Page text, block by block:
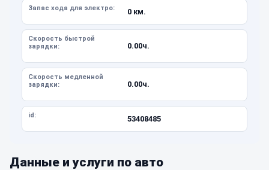
Запас хода для электро: 0 км.
Скорость быстрой
зарядки:
0.00ч.
Скорость медленной
зарядки:
0.00ч.
id: 53408485
Данные и услуги по авто